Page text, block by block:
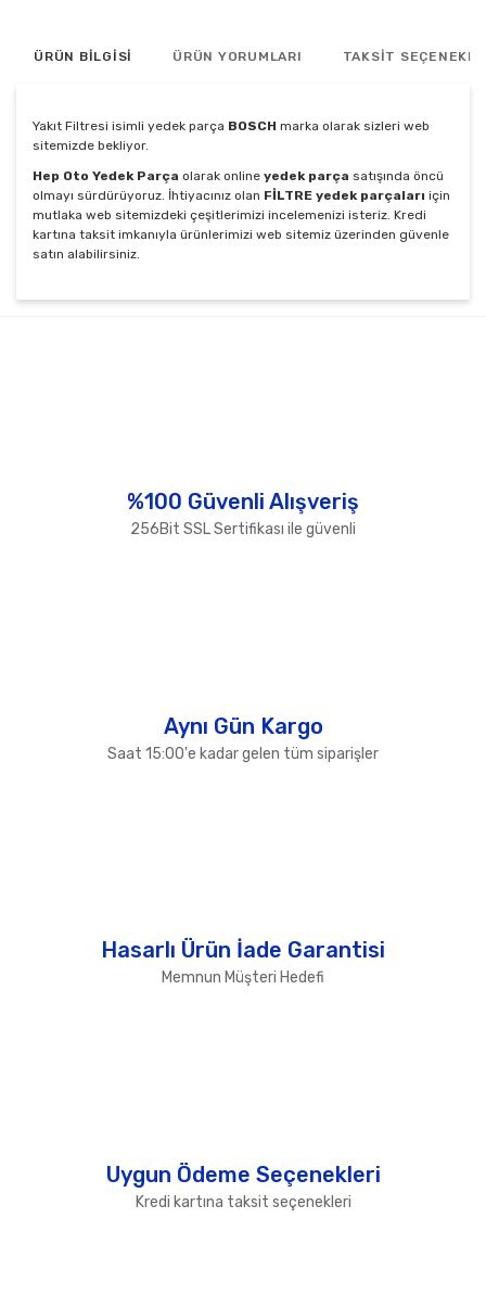
ÜRÜN BİLGİSİ ÜRÜN YORUMLARI TAKSİT
Yakıt Filtresi isimli yedek parça BOSCH marka olarak sizleri web
sitemizde bekliyor.
Hep Oto Yedek Parça olarak online yedek parça satışında öncü
olmayı sürdürüyoruz. İhtiyacınız olan FİLTRE yedek parçaları için
mutlaka web sitemizdeki çeşitlerimizi incelemenizi isteriz. Kredi
kartına taksit imkanıyla ürünlerimizi web sitemiz üzerinden güvenle
satın alabilirsiniz.
Ürün fiyatı diğer sitelerden daha pahalı.
%100 Güvenli Alışveriş
256Bit SSL Sertifikası ile güvenli
Aynı Gün Kargo
Saat 15:00'e kadar gelen tüm siparişler
Hasarlı Ürün İade Garantisi
Memnun Müşteri Hedefi
Uygun Ödeme Seçenekleri
Kredi kartına taksit seçenekleri